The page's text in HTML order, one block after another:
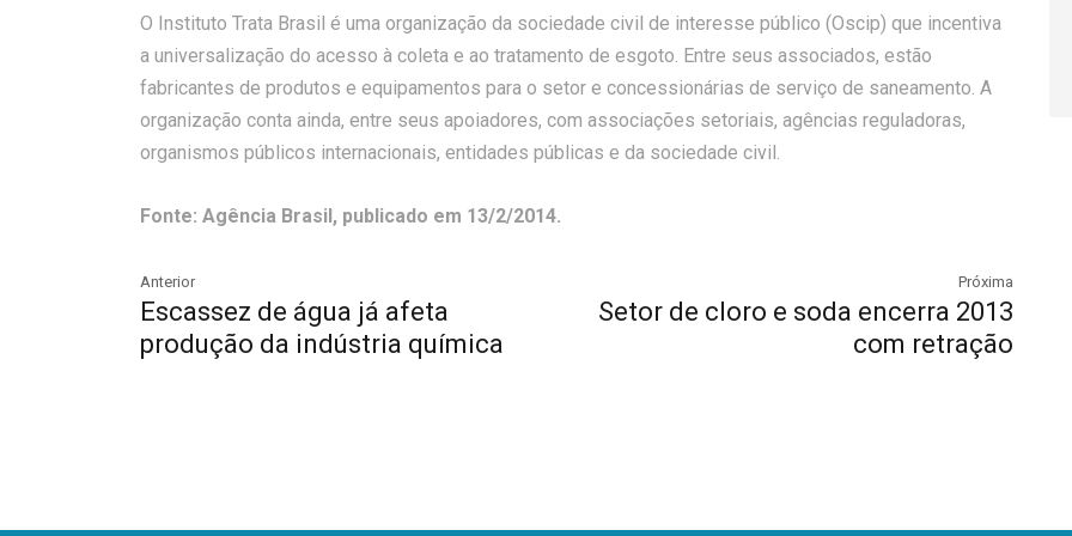
O Instituto Trata Brasil é uma organização da sociedade civil de interesse público (Oscip) que incentiva
a universalização do acesso à coleta e ao tratamento de esgoto. Entre seus associados, estão
fabricantes de produtos e equipamentos para o setor e concessionárias de serviço de saneamento. A
organização conta ainda, entre seus apoiadores, com associações setoriais, agências reguladoras,
organismos públicos internacionais, entidades públicas e da sociedade civil.
Fonte: Agência Brasil, publicado em 13/2/2014.
Anterior
Escassez de água já afeta
produção da indústria química
Próxima
Setor de cloro e soda encerra 2013
com retração